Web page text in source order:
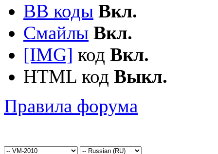
BB коды Вкл.
Смайлы Вкл.
[IMG] код Вкл.
HTML код Выкл.
Правила форума